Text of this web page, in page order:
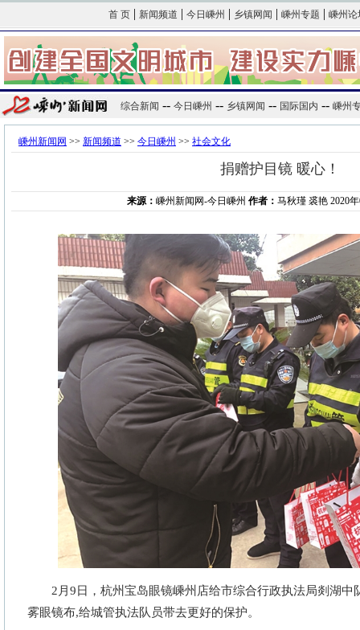
首 页 | 新闻频道 | 今日嵊州 | 乡镇网闻 | 嵊州专题 | 嵊州论
综合新闻 -- 今日嵊州 -- 乡镇网闻 -- 国际国内 -- 嵊州
嵊州新闻网 >> 新闻频道 >> 今日嵊州 >> 社会文化
捐赠护目镜 暖心！
来源： 嵊州新闻网-今日嵊州 作者： 马秋瑾 裘艳 2020
2月9日，杭州宝岛眼镜嵊州店给市综合行政执法局剡湖中
雾眼镜布,给城管执法队员带去更好的保护。